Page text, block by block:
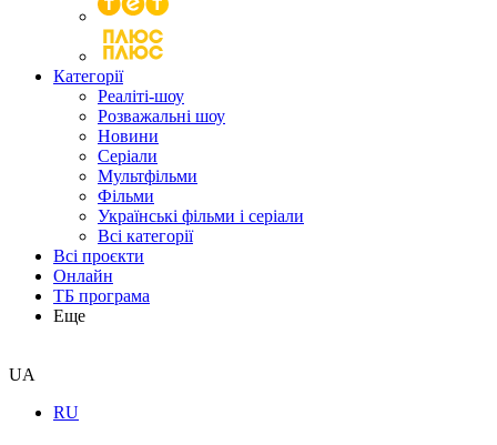
Категорії
Реаліті-шоу
Розважальні шоу
Новини
Серіали
Мультфільми
Фільми
Українські фільми і серіали
Всі категорії
Всі проєкти
Онлайн
ТБ програма
Еще
UA
RU